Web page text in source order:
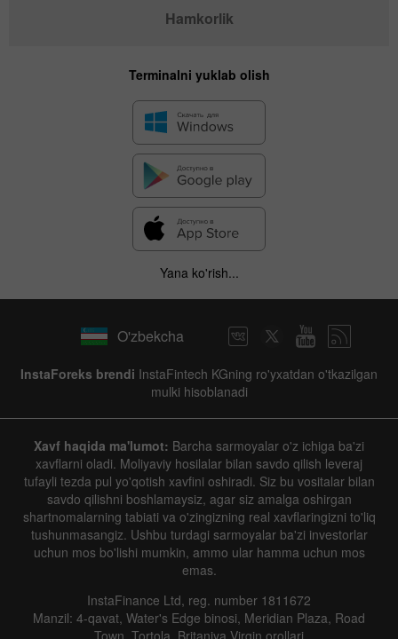
Hamkorlik
Terminalni yuklab olish
Yana ko'rish...
O'zbekcha
InstaForeks brendi InstaFintech KGning ro'yxatdan o'tkazilgan
mulki hisoblanadi
Xavf haqida ma'lumot: Barcha sarmoyalar o'z ichiga ba'zi
xavflarni oladi. Moliyaviy hosilalar bilan savdo qilish leveraj
tufayli tezda pul yo'qotish xavfini oshiradi. Siz bu vositalar bilan
savdo qilishni boshlamaysiz, agar siz amalga oshirgan
shartnomalarning tabiati va o'zingizning real xavflaringizni to'liq
tushunmasangiz. Ushbu turdagi sarmoyalar ba'zi investorlar
uchun mos bo'lishi mumkin, ammo ular hamma uchun mos
emas.
InstaFinance Ltd, reg. number 1811672
Manzil: 4-qavat, Water's Edge binosi, Meridian Plaza, Road
Town, Tortola, Britaniya Virgin orollari